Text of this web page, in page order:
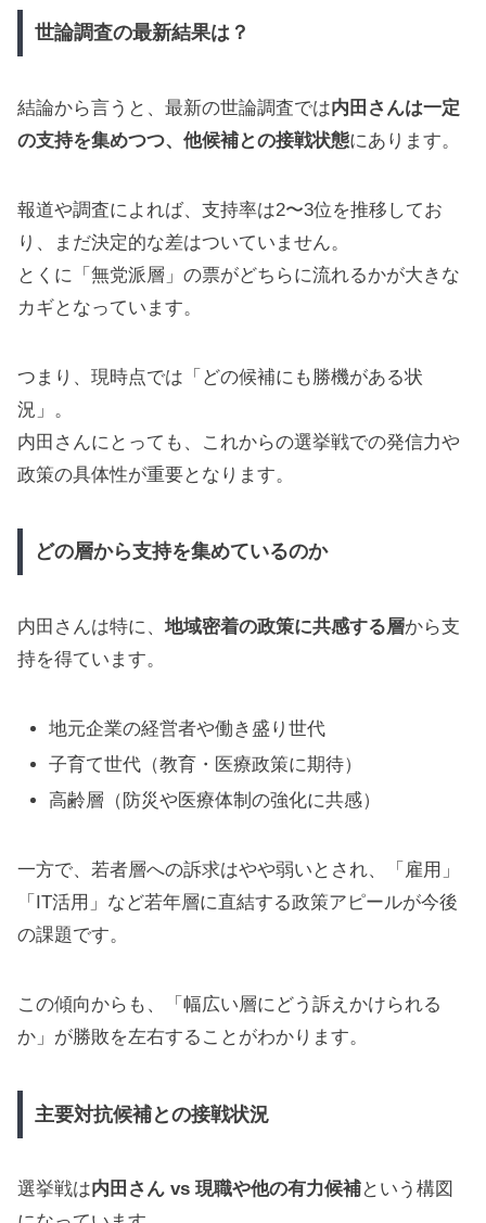
世論調査の最新結果は？
結論から言うと、最新の世論調査では内田さんは一定
の支持を集めつつ、他候補との接戦状態にあります。
報道や調査によれば、支持率は2〜3位を推移してお
り、まだ決定的な差はついていません。
とくに「無党派層」の票がどちらに流れるかが大きな
カギとなっています。
つまり、現時点では「どの候補にも勝機がある状
況」。
内田さんにとっても、これからの選挙戦での発信力や
政策の具体性が重要となります。
どの層から支持を集めているのか
内田さんは特に、 地域密着の政策に共感する層から支
持を得ています。
地元企業の経営者や働き盛り世代
子育て世代（教育・医療政策に期待）
高齢層（防災や医療体制の強化に共感）
一方で、若者層への訴求はやや弱いとされ、「雇用」
「IT活用」など若年層に直結する政策アピールが今後
の課題です。
この傾向からも、「幅広い層にどう訴えかけられる
か」が勝敗を左右することがわかります。
主要対抗候補との接戦状況
選挙戦は内田さん vs 現職や他の有力候補という構図